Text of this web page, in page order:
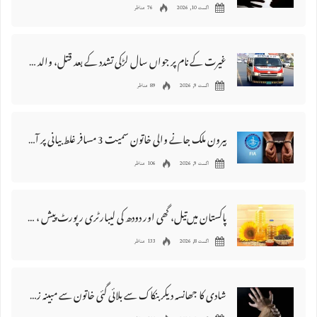
اگست 10, 2026 76 مناظر
غیرت کے نام پر جواں سال لڑکی تشدد کے بعد قتل، والد اور دو بھائی گرفتار
اگست 9, 2026 89 مناظر
بیرون ملک جانے والی خاتون سمیت 3 مسافر غلط بیانی پر آف لوڈ کر دئیے گئے
اگست 9, 2026 106 مناظر
پاکستان میں‌تیل، گھی اور دودھ کی لیبارٹری رپورٹ پیش ، 176 نمونے غیر معیاری قرار
اگست 8, 2026 133 مناظر
شادی کا جھانسہ دیکر بنکاک سے بلائی گئی خاتون سے مبینہ زیادتی، ملزم گرفتار